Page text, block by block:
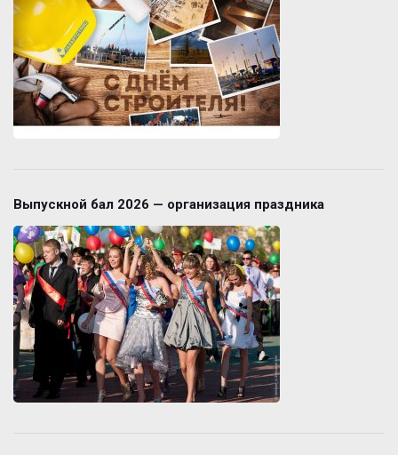
Выпускной бал 2026 — организация праздника